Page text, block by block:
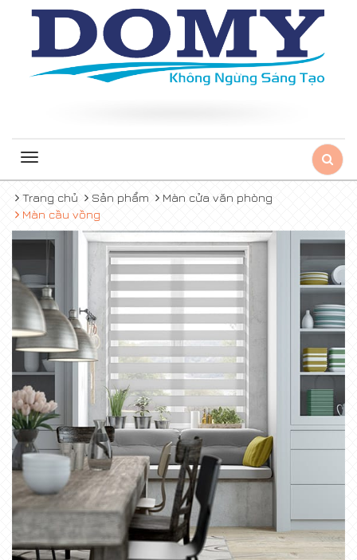
Toggle
Trang chủ
Sản phẩm
Màn cửa văn phòng
Màn cầu vồng